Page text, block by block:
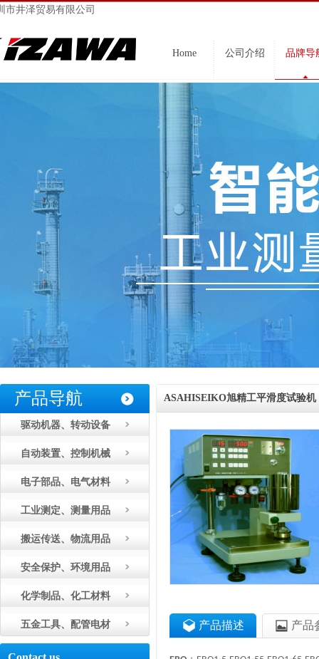
市井泽贸易有限公司
Home 公司介绍 品牌导
产品导航
驱动机器、转动设备
自动装置、控制机械
电子部品、电气材料
工业测定、测量用品
搬运传送、物流用品
安全保护、环境用品
化学制品、化工材料
五金工具、配管电材
ASAHISEIKO旭精工平滑度试验机
产品描述 产品